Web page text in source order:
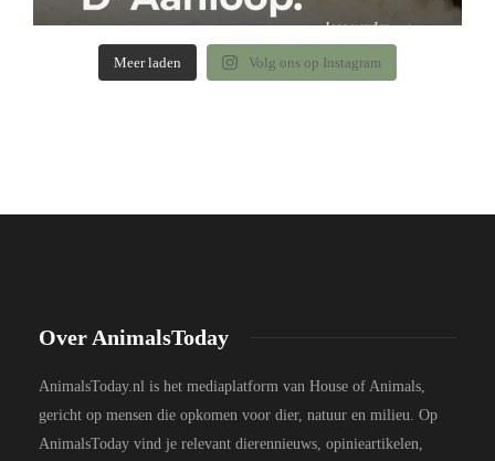
Meer laden Volg ons op Instagram
Over AnimalsToday
AnimalsToday.nl is het mediaplatform van House of Animals,
gericht op mensen die opkomen voor dier, natuur en milieu. Op
AnimalsToday vind je relevant dierennieuws, opinieartikelen,